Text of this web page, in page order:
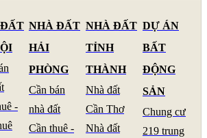
-
NHÀ ĐẤT
HẢI
PHÒNG
Cần bán
nhà đất
Cần thuê -
NHÀ ĐẤT
TỈNH
THÀNH
Nhà đất
Cần Thơ
Nhà đất
DỰ ÁN
BẤT
ĐỘNG
SẢN
Chung cư
219 trung